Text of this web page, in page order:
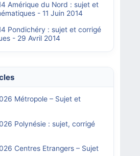
Amérique du Nord : sujet et
- 11 Juin 2014
Pondichéry : sujet et corrigé
- 29 Avril 2014
Métropole – Sujet et
Polynésie : sujet, corrigé
Centres Etrangers – Sujet